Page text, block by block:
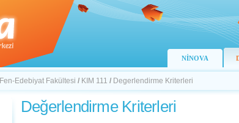
NİNOVA
Fen-Edebiyat Fakültesi / KIM 111 / Degerlendirme Kriterleri
Değerlendirme Kriterleri